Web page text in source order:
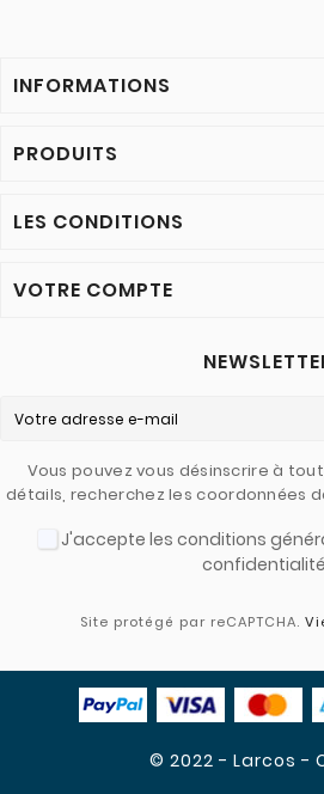
INFORMATIONS
PRODUITS
LES CONDITIONS
VOTRE COMPTE
Vous pouvez vous désinscrire à
détails, recherchez les coordonnées
J'accepte les conditions
confidentialité
Site protégé par reCAPTCHA.
© 2022 - Larcos -